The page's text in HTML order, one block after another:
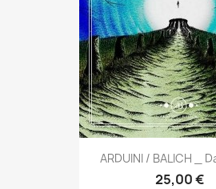
ARDUINI / BALICH _
25,00 €